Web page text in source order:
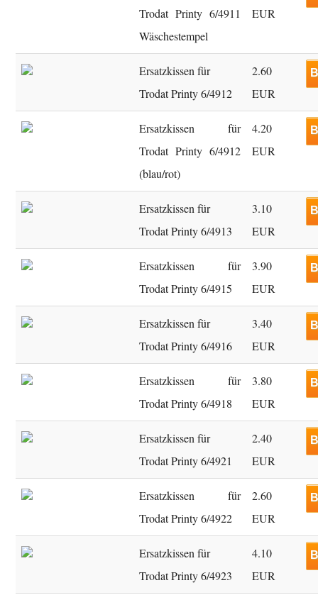
Trodat Printy 6/4911
Wäschestempel
EUR
Ersatzkissen für
Trodat Printy 6/4912
2.60
EUR
Ersatzkissen für
Trodat Printy 6/4912
(blau/rot)
4.20
EUR
Ersatzkissen für
Trodat Printy 6/4913
3.10
EUR
Ersatzkissen für
Trodat Printy 6/4915
3.90
EUR
Ersatzkissen für
Trodat Printy 6/4916
3.40
EUR
Ersatzkissen für
Trodat Printy 6/4918
3.80
EUR
Ersatzkissen für
Trodat Printy 6/4921
2.40
EUR
Ersatzkissen für
Trodat Printy 6/4922
2.60
EUR
Ersatzkissen für
Trodat Printy 6/4923
4.10
EUR